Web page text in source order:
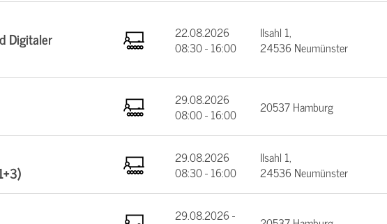
Digitaler
22.08.2026
08:30 - 16:00
Ilsahl 1,
24536 Neumünster
29.08.2026
08:00 - 16:00
20537 Hamburg
29.08.2026
08:30 - 16:00
Ilsahl 1,
24536 Neumünster
29.08.2026 -